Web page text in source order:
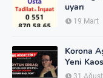
uyarı
19 Mart
Korona
Yeni
31